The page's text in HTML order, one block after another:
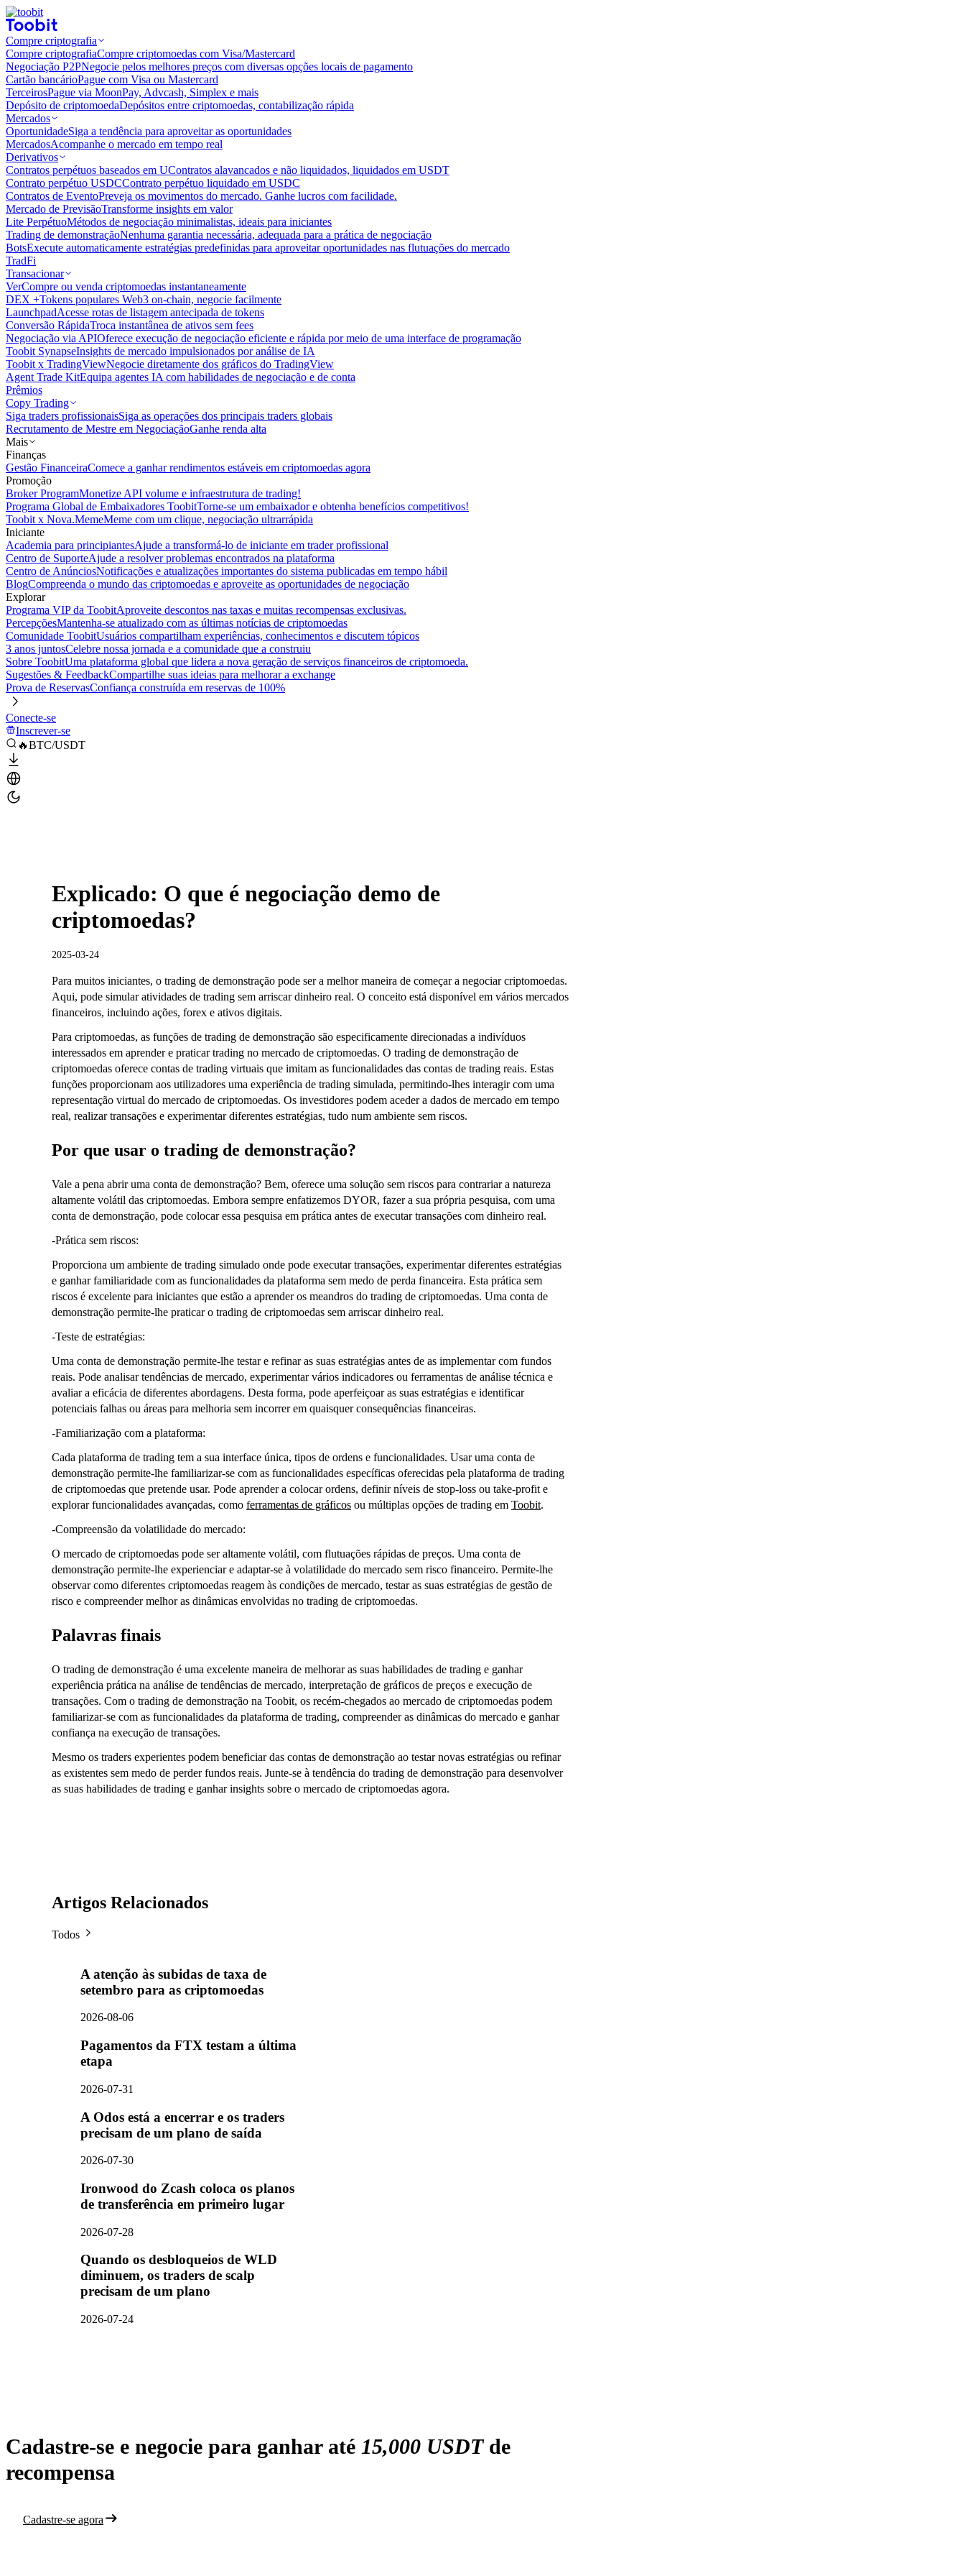
Compre criptografia
Compre criptografiaCompre criptomoedas com Visa/Mastercard
Negociação P2PNegocie pelos melhores preços com diversas opções locais de pagamento
Cartão bancárioPague com Visa ou Mastercard
TerceirosPague via MoonPay, Advcash, Simplex e mais
Depósito de criptomoedaDepósitos entre criptomoedas, contabilização rápida
Mercados
OportunidadeSiga a tendência para aproveitar as oportunidades
MercadosAcompanhe o mercado em tempo real
Derivativos
Contratos perpétuos baseados em UContratos alavancados e não liquidados, liquidados em USDT
Contrato perpétuo USDCContrato perpétuo liquidado em USDC
Contratos de EventoPreveja os movimentos do mercado. Ganhe lucros com facilidade.
Mercado de PrevisãoTransforme insights em valor
Lite PerpétuoMétodos de negociação minimalistas, ideais para iniciantes
Trading de demonstraçãoNenhuma garantia necessária, adequada para a prática de negociação
BotsExecute automaticamente estratégias predefinidas para aproveitar oportunidades nas flutuações do mercado
TradFi
Transacionar
VerCompre ou venda criptomoedas instantaneamente
DEX +Tokens populares Web3 on-chain, negocie facilmente
LaunchpadAcesse rotas de listagem antecipada de tokens
Conversão RápidaTroca instantânea de ativos sem fees
Negociação via APIOferece execução de negociação eficiente e rápida por meio de uma interface de programação
Toobit SynapseInsights de mercado impulsionados por análise de IA
Toobit x TradingViewNegocie diretamente dos gráficos do TradingView
Agent Trade KitEquipa agentes IA com habilidades de negociação e de conta
Prêmios
Copy Trading
Siga traders profissionaisSiga as operações dos principais traders globais
Recrutamento de Mestre em NegociaçãoGanhe renda alta
Mais
Finanças
Gestão FinanceiraComece a ganhar rendimentos estáveis em criptomoedas agora
Promoção
Broker ProgramMonetize API volume e infraestrutura de trading!
Programa Global de Embaixadores ToobitTorne-se um embaixador e obtenha benefícios competitivos!
Toobit x Nova.MemeMeme com um clique, negociação ultrarrápida
Iniciante
Academia para principiantesAjude a transformá-lo de iniciante em trader profissional
Centro de SuporteAjude a resolver problemas encontrados na plataforma
Centro de AnúnciosNotificações e atualizações importantes do sistema publicadas em tempo hábil
BlogCompreenda o mundo das criptomoedas e aproveite as oportunidades de negociação
Explorar
Programa VIP da ToobitAproveite descontos nas taxas e muitas recompensas exclusivas.
PercepçõesMantenha-se atualizado com as últimas notícias de criptomoedas
Comunidade ToobitUsuários compartilham experiências, conhecimentos e discutem tópicos
3 anos juntosCelebre nossa jornada e a comunidade que a construiu
Sobre ToobitUma plataforma global que lidera a nova geração de serviços financeiros de criptomoeda.
Sugestões & FeedbackCompartilhe suas ideias para melhorar a exchange
Prova de ReservasConfiança construída em reservas de 100%
Conecte-se
Inscrever-se
🔥BTC/USDT
Explicado: O que é negociação demo de
criptomoedas?
2025-03-24
Para muitos iniciantes, o trading de demonstração pode ser a melhor maneira de começar a negociar criptomoedas.
Aqui, pode simular atividades de trading sem arriscar dinheiro real. O conceito está disponível em vários mercados
financeiros, incluindo ações, forex e ativos digitais.
Para criptomoedas, as funções de trading de demonstração são especificamente direcionadas a indivíduos
interessados em aprender e praticar trading no mercado de criptomoedas. O trading de demonstração de
criptomoedas oferece contas de trading virtuais que imitam as funcionalidades das contas de trading reais. Estas
funções proporcionam aos utilizadores uma experiência de trading simulada, permitindo-lhes interagir com uma
representação virtual do mercado de criptomoedas. Os investidores podem aceder a dados de mercado em tempo
real, realizar transações e experimentar diferentes estratégias, tudo num ambiente sem riscos.
Por que usar o trading de demonstração?
Vale a pena abrir uma conta de demonstração? Bem, oferece uma solução sem riscos para contrariar a natureza
altamente volátil das criptomoedas. Embora sempre enfatizemos DYOR, fazer a sua própria pesquisa, com uma
conta de demonstração, pode colocar essa pesquisa em prática antes de executar transações com dinheiro real.
-Prática sem riscos:
Proporciona um ambiente de trading simulado onde pode executar transações, experimentar diferentes estratégias
e ganhar familiaridade com as funcionalidades da plataforma sem medo de perda financeira. Esta prática sem
riscos é excelente para iniciantes que estão a aprender os meandros do trading de criptomoedas. Uma conta de
demonstração permite-lhe praticar o trading de criptomoedas sem arriscar dinheiro real.
-Teste de estratégias:
Uma conta de demonstração permite-lhe testar e refinar as suas estratégias antes de as implementar com fundos
reais. Pode analisar tendências de mercado, experimentar vários indicadores ou ferramentas de análise técnica e
avaliar a eficácia de diferentes abordagens. Desta forma, pode aperfeiçoar as suas estratégias e identificar
potenciais falhas ou áreas para melhoria sem incorrer em quaisquer consequências financeiras.
-Familiarização com a plataforma:
Cada plataforma de trading tem a sua interface única, tipos de ordens e funcionalidades. Usar uma conta de
demonstração permite-lhe familiarizar-se com as funcionalidades específicas oferecidas pela plataforma de trading
de criptomoedas que pretende usar. Pode aprender a colocar ordens, definir níveis de stop-loss ou take-profit e
explorar funcionalidades avançadas, como ferramentas de gráficos ou múltiplas opções de trading em Toobit.
-Compreensão da volatilidade do mercado:
O mercado de criptomoedas pode ser altamente volátil, com flutuações rápidas de preços. Uma conta de
demonstração permite-lhe experienciar e adaptar-se à volatilidade do mercado sem risco financeiro. Permite-lhe
observar como diferentes criptomoedas reagem às condições de mercado, testar as suas estratégias de gestão de
risco e compreender melhor as dinâmicas envolvidas no trading de criptomoedas.
Palavras finais
O trading de demonstração é uma excelente maneira de melhorar as suas habilidades de trading e ganhar
experiência prática na análise de tendências de mercado, interpretação de gráficos de preços e execução de
transações. Com o trading de demonstração na Toobit, os recém-chegados ao mercado de criptomoedas podem
familiarizar-se com as funcionalidades da plataforma de trading, compreender as dinâmicas do mercado e ganhar
confiança na execução de transações.
Mesmo os traders experientes podem beneficiar das contas de demonstração ao testar novas estratégias ou refinar
as existentes sem medo de perder fundos reais. Junte-se à tendência do trading de demonstração para desenvolver
as suas habilidades de trading e ganhar insights sobre o mercado de criptomoedas agora.
Artigos Relacionados
Todos
A atenção às subidas de taxa de
setembro para as criptomoedas
2026-08-06
Pagamentos da FTX testam a última
etapa
2026-07-31
A Odos está a encerrar e os traders
precisam de um plano de saída
2026-07-30
Ironwood do Zcash coloca os planos
de transferência em primeiro lugar
2026-07-28
Quando os desbloqueios de WLD
diminuem, os traders de scalp
precisam de um plano
2026-07-24
Cadastre-se e negocie para ganhar até 15,000 USDTde
recompensa
Cadastre-se agora